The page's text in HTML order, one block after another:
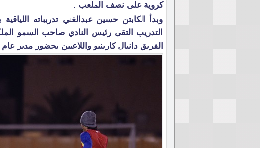
كروية على نصف الملعب .
وبدأ الكابتن حسين عبدالغني تدريباته
التدريب التقى رئيس النادي صاحب السمو
الفريق دانيال كارينيو واللاعبين بحضور مدير